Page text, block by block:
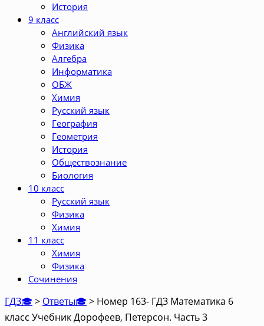
История
9 класс
Английский язык
Физика
Алгебра
Информатика
ОБЖ
Химия
Русский язык
География
Геометрия
История
Обществознание
Биология
10 класс
Русский язык
Физика
Химия
11 класс
Химия
Физика
Сочинения
ГДЗ🎓> Ответы🎓> Номер 163- ГДЗ Математика 6
класс Учебник Дорофеев, Петерсон. Часть 3